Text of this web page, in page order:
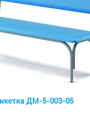
ДМ-5-003-05